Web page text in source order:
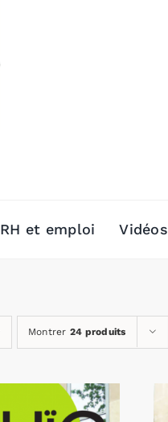
RH et emploi Vidéos
Montrer 24 produits